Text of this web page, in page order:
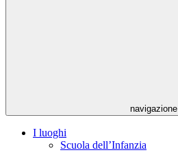
navigazione
I luoghi
Scuola dell’Infanzia